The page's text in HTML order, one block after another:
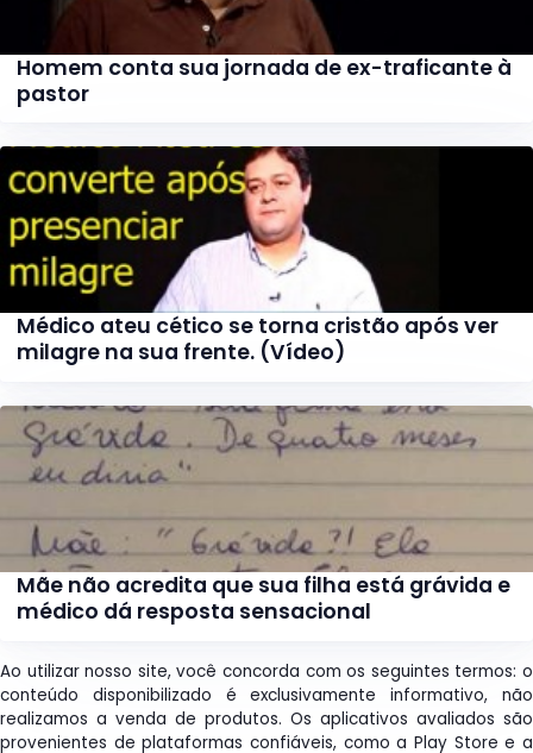
Homem conta sua jornada de ex-traficante à
pastor
Médico ateu cético se torna cristão após ver
milagre na sua frente. (Vídeo)
Mãe não acredita que sua filha está grávida e
médico dá resposta sensacional
Ao utilizar nosso site, você concorda com os seguintes termos: o
conteúdo disponibilizado é exclusivamente informativo, não
realizamos a venda de produtos. Os aplicativos avaliados são
provenientes de plataformas confiáveis, como a Play Store e a